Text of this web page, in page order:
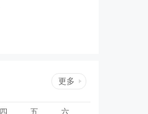
更多
四 五 六